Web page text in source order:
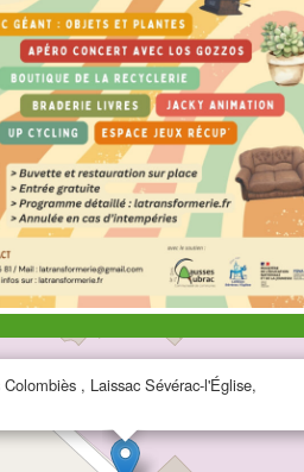
, Laissac Sévérac-l'Église,